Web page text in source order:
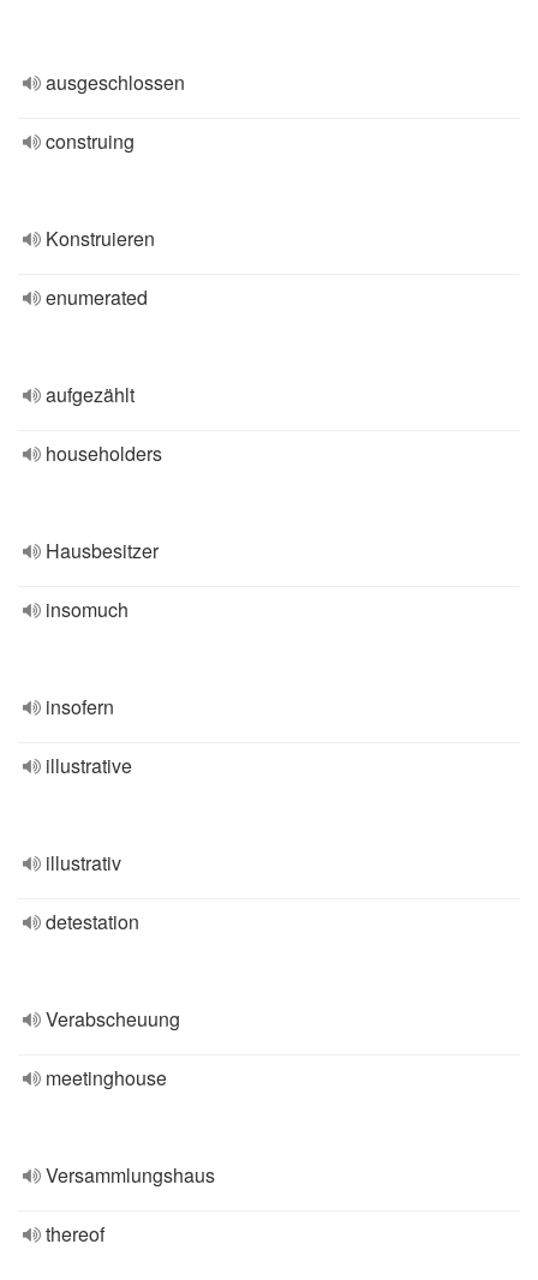
ausgeschlossen
construing
Konstruieren
enumerated
aufgezählt
householders
Hausbesitzer
insomuch
insofern
illustrative
illustrativ
detestation
Verabscheuung
meetinghouse
Versammlungshaus
thereof